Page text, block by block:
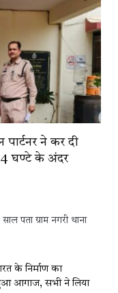
ने कर दी
घण्टे के अंदर
पता ग्राम नगरी थाना
के निर्माण का
हुआ आगाज, सभी ने लिया